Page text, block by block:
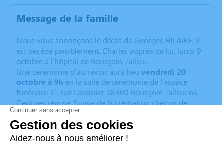
Message de la famille
Nous vous annonçons le décès de Georges HILAIRE. Il
est décédé paisiblement, Charles auprès de lui, lundi 9
octobre à l'hôpital de Bourgoin-Jallieu.
Une cérémonie d'au revoir aura lieu vendredi 20
octobre à 9h en la salle de cérémonie de l'espace
funéraire 31 rue Lavoisier 38300 Bourgoin-Jallieu où
Georges repose; Suivie de la crémation chemin de
charmilles 38270 Beaurepaire.
La cérémonie est ouverte à tous.Ni fleurs, ni
plaques, une urne sera installée au bénéfice de la
recherche contre la maladie d'Alzheimer.